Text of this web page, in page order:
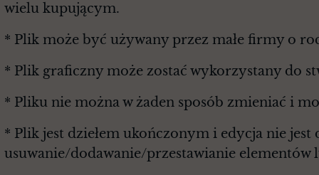
wielu kupującym.
* Plik może być używany przez małe firmy o
* Plik graficzny może zostać wykorzystany do
* Pliku nie można w żaden sposób zmieniać i
* Plik jest dziełem ukończonym i edycja nie
usuwanie/dodawanie/przestawianie